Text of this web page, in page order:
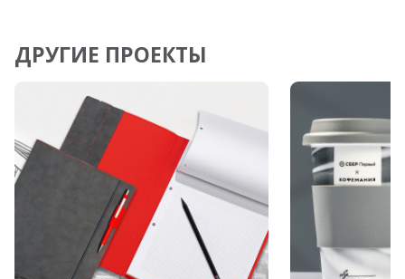
ДРУГИЕ ПРОЕКТЫ